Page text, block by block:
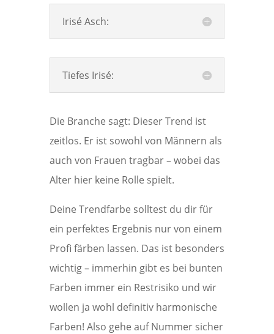
Irisé Asch:
Tiefes Irisé:
Die Branche sagt: Dieser Trend ist
zeitlos. Er ist sowohl von Männern als
auch von Frauen tragbar – wobei das
Alter hier keine Rolle spielt.
Deine Trendfarbe solltest du dir für
ein perfektes Ergebnis nur von einem
Profi färben lassen. Das ist besonders
wichtig – immerhin gibt es bei bunten
Farben immer ein Restrisiko und wir
wollen ja wohl definitiv harmonische
Farben! Also gehe auf Nummer sicher